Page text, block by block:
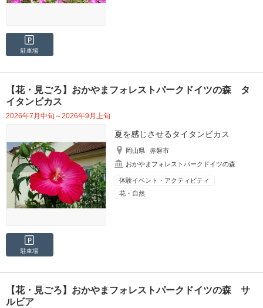
駐車場
【花・見ごろ】おかやまフォレストパークドイツの森 タ
イタンビカス
2026年7月中旬～2026年9月上旬
夏を感じさせるタイタンビカス
岡山県
赤磐市
おかやまフォレストパークドイツの森
体験イベント・アクティビティ
花・自然
駐車場
【花・見ごろ】おかやまフォレストパークドイツの森 サ
ルビア